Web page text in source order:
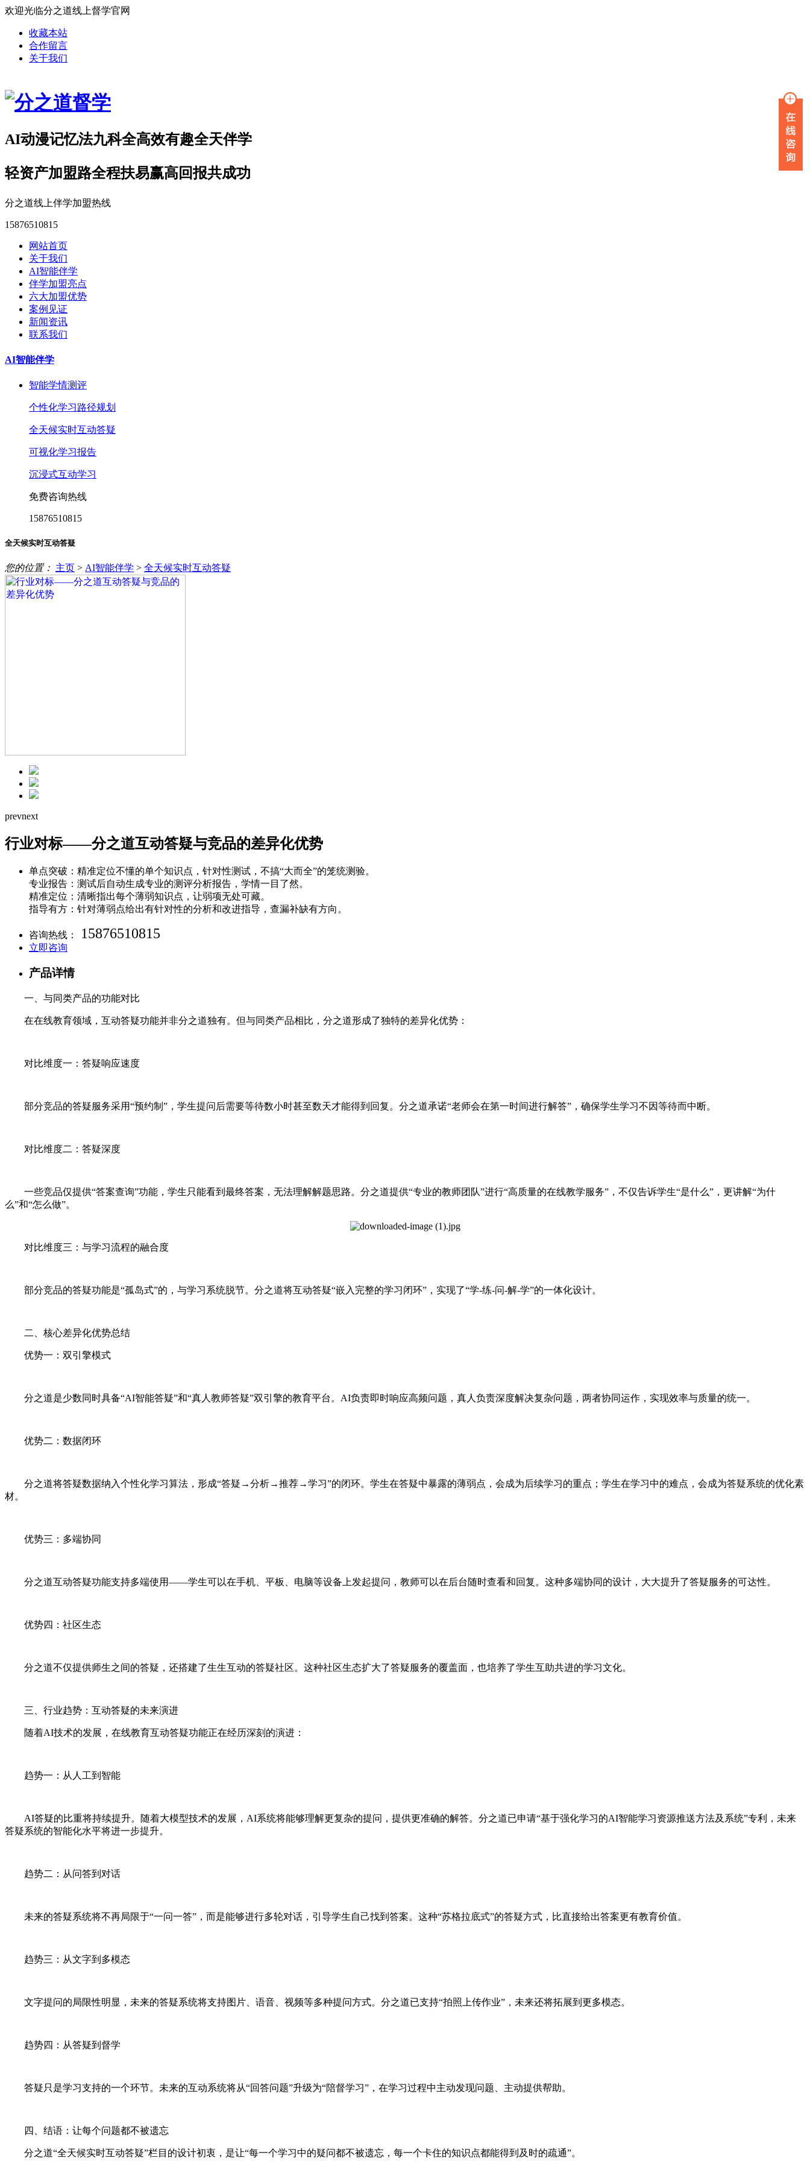
欢迎光临分之道线上督学官网
收藏本站
合作留言
关于我们
AI动漫记忆法九科全高效有趣全天伴学
轻资产加盟路全程扶易赢高回报共成功
分之道线上伴学加盟热线
15876510815
网站首页
关于我们
AI智能伴学
伴学加盟亮点
六大加盟优势
案例见证
新闻资讯
联系我们
AI智能伴学
智能学情测评
个性化学习路径规划
全天候实时互动答疑
可视化学习报告
沉浸式互动学习
免费咨询热线
15876510815
全天候实时互动答疑
您的位置： 主页 > AI智能伴学 > 全天候实时互动答疑
prevnext
行业对标——分之道互动答疑与竞品的差异化优势
单点突破：精准定位不懂的单个知识点，针对性测试，不搞“大而全”的笼统测验。
专业报告：测试后自动生成专业的测评分析报告，学情一目了然。
精准定位：清晰指出每个薄弱知识点，让弱项无处可藏。
指导有方：针对薄弱点给出有针对性的分析和改进指导，查漏补缺有方向。
咨询热线： 15876510815
立即咨询
产品详情
一、与同类产品的功能对比
在在线教育领域，互动答疑功能并非分之道独有。但与同类产品相比，分之道形成了独特的差异化优势：
对比维度一：答疑响应速度
部分竞品的答疑服务采用“预约制”，学生提问后需要等待数小时甚至数天才能得到回复。分之道承诺“老师会在第一时间进行解答”，确保学生学习不因等待而中断。
对比维度二：答疑深度
一些竞品仅提供“答案查询”功能，学生只能看到最终答案，无法理解解题思路。分之道提供“专业的教师团队”进行“高质量的在线教学服务”，不仅告诉学生“是什么”，更讲解“为什
么”和“怎么做”。
对比维度三：与学习流程的融合度
部分竞品的答疑功能是“孤岛式”的，与学习系统脱节。分之道将互动答疑“嵌入完整的学习闭环”，实现了“学-练-问-解-学”的一体化设计。
二、核心差异化优势总结
优势一：双引擎模式
分之道是少数同时具备“AI智能答疑”和“真人教师答疑”双引擎的教育平台。AI负责即时响应高频问题，真人负责深度解决复杂问题，两者协同运作，实现效率与质量的统一。
优势二：数据闭环
分之道将答疑数据纳入个性化学习算法，形成“答疑→分析→推荐→学习”的闭环。学生在答疑中暴露的薄弱点，会成为后续学习的重点；学生在学习中的难点，会成为答疑系统的优化素
材。
优势三：多端协同
分之道互动答疑功能支持多端使用——学生可以在手机、平板、电脑等设备上发起提问，教师可以在后台随时查看和回复。这种多端协同的设计，大大提升了答疑服务的可达性。
优势四：社区生态
分之道不仅提供师生之间的答疑，还搭建了生生互动的答疑社区。这种社区生态扩大了答疑服务的覆盖面，也培养了学生互助共进的学习文化。
三、行业趋势：互动答疑的未来演进
随着AI技术的发展，在线教育互动答疑功能正在经历深刻的演进：
趋势一：从人工到智能
AI答疑的比重将持续提升。随着大模型技术的发展，AI系统将能够理解更复杂的提问，提供更准确的解答。分之道已申请“基于强化学习的AI智能学习资源推送方法及系统”专利，未来
答疑系统的智能化水平将进一步提升。
趋势二：从问答到对话
未来的答疑系统将不再局限于“一问一答”，而是能够进行多轮对话，引导学生自己找到答案。这种“苏格拉底式”的答疑方式，比直接给出答案更有教育价值。
趋势三：从文字到多模态
文字提问的局限性明显，未来的答疑系统将支持图片、语音、视频等多种提问方式。分之道已支持“拍照上传作业”，未来还将拓展到更多模态。
趋势四：从答疑到督学
答疑只是学习支持的一个环节。未来的互动系统将从“回答问题”升级为“陪督学习”，在学习过程中主动发现问题、主动提供帮助。
四、结语：让每个问题都不被遗忘
分之道“全天候实时互动答疑”栏目的设计初衷，是让“每一个学习中的疑问都不被遗忘，每一个卡住的知识点都能得到及时的疏通”。